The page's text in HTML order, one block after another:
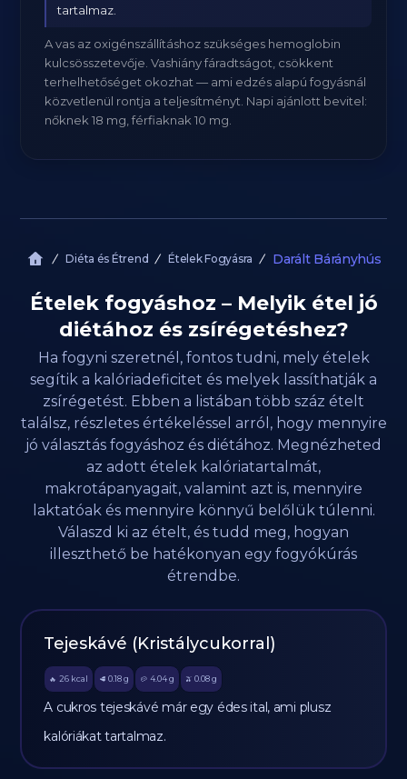
tartalmaz.
A vas az oxigénszállításhoz szükséges hemoglobin
kulcsösszetevője. Vashiány fáradtságot, csökkent
terhelhetőséget okozhat — ami edzés alapú fogyásnál
közvetlenül rontja a teljesítményt. Napi ajánlott bevitel:
nőknek 18 mg, férfiaknak 10 mg.
Diéta és Étrend Ételek Fogyásra Darált Bárányhús
Ételek fogyáshoz – Melyik étel jó
diétához és zsírégetéshez?
Ha fogyni szeretnél, fontos tudni, mely ételek
segítik a kalóriadeficitet és melyek lassíthatják a
zsírégetést. Ebben a listában több száz ételt
találsz, részletes értékeléssel arról, hogy mennyire
jó választás fogyáshoz és diétához. Megnézheted
az adott ételek kalóriatartalmát,
makrotápanyagait, valamint azt is, mennyire
laktatóak és mennyire könnyű belőlük túlenni.
Válaszd ki az ételt, és tudd meg, hogyan
illeszthető be hatékonyan egy fogyókúrás
étrendbe.
Tejeskávé (Kristálycukorral)
🔥 26 kcal 🥩 0.18 g 🥔 4.04g 🫒 0.08 g
A cukros tejeskávé már egy édes ital, ami plusz
kalóriákat tartalmaz.